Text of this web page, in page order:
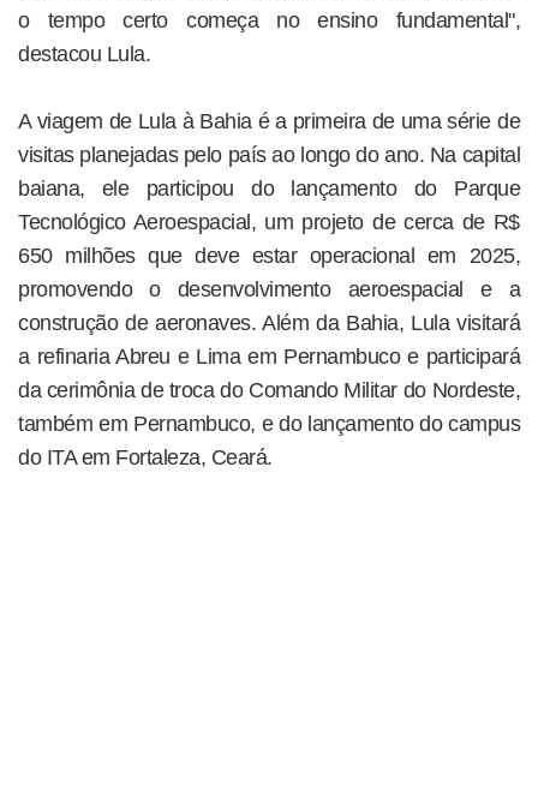
o tempo certo começa no ensino fundamental",
destacou Lula.
A viagem de Lula à Bahia é a primeira de uma série de
visitas planejadas pelo país ao longo do ano. Na capital
baiana, ele participou do lançamento do Parque
Tecnológico Aeroespacial, um projeto de cerca de R$
650 milhões que deve estar operacional em 2025,
promovendo o desenvolvimento aeroespacial e a
construção de aeronaves. Além da Bahia, Lula visitará
a refinaria Abreu e Lima em Pernambuco e participará
da cerimônia de troca do Comando Militar do Nordeste,
também em Pernambuco, e do lançamento do campus
do ITA em Fortaleza, Ceará.